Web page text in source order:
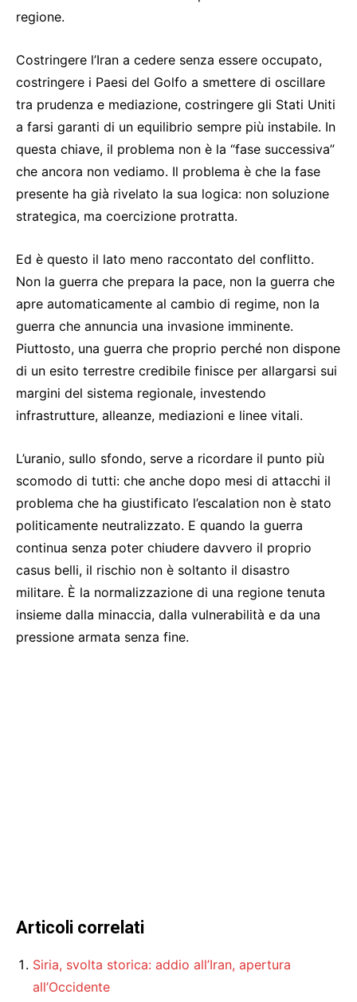
regione.
Costringere l’Iran a cedere senza essere occupato,
costringere i Paesi del Golfo a smettere di oscillare
tra prudenza e mediazione, costringere gli Stati Uniti
a farsi garanti di un equilibrio sempre più instabile. In
questa chiave, il problema non è la “fase successiva”
che ancora non vediamo. Il problema è che la fase
presente ha già rivelato la sua logica: non soluzione
strategica, ma coercizione protratta.
Ed è questo il lato meno raccontato del conflitto.
Non la guerra che prepara la pace, non la guerra che
apre automaticamente al cambio di regime, non la
guerra che annuncia una invasione imminente.
Piuttosto, una guerra che proprio perché non dispone
di un esito terrestre credibile finisce per allargarsi sui
margini del sistema regionale, investendo
infrastrutture, alleanze, mediazioni e linee vitali.
L’uranio, sullo sfondo, serve a ricordare il punto più
scomodo di tutti: che anche dopo mesi di attacchi il
problema che ha giustificato l’escalation non è stato
politicamente neutralizzato. E quando la guerra
continua senza poter chiudere davvero il proprio
casus belli, il rischio non è soltanto il disastro
militare. È la normalizzazione di una regione tenuta
insieme dalla minaccia, dalla vulnerabilità e da una
pressione armata senza fine.
Articoli correlati
Siria, svolta storica: addio all’Iran, apertura
all’Occidente